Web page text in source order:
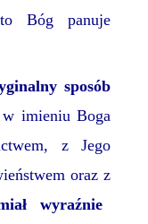
Bógpanuje
sposób
imieniu Boga
z Jego
oraz z
wyraźnie